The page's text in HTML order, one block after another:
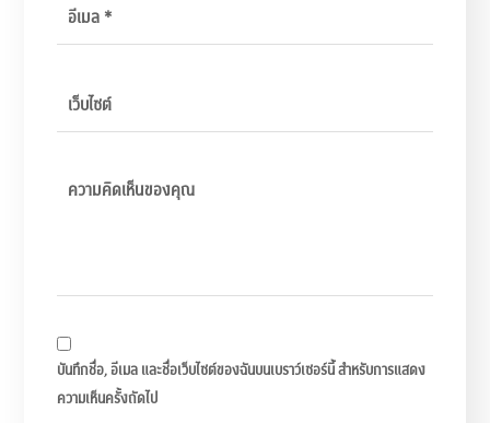
บันทึกชื่อ, อีเมล และชื่อเว็บไซต์ของฉันบนเบราว์เซอร์นี้ สำหรับการแสดง
ความเห็นครั้งถัดไป